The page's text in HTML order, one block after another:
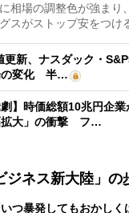
相場の調整色が強まり
スがストップ安をつけ
更新、ナスダック・
の変化 半…
劇】時価総額10兆円企
拡大」の衝撃 フ…
ジネス新大陸」の
いつ暴発してもおかし